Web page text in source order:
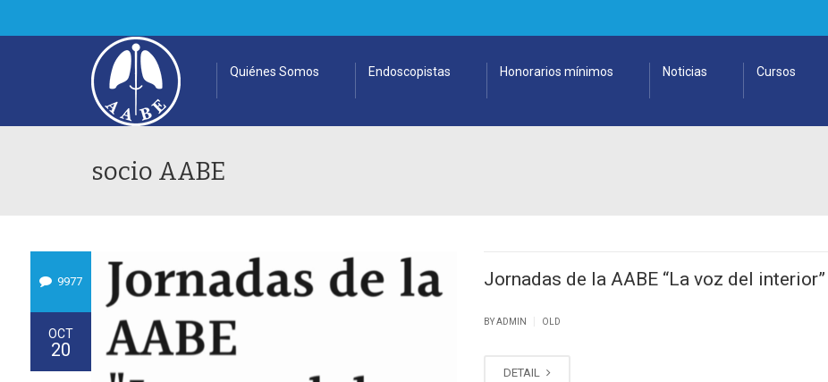
Quiénes Somos Endoscopistas Honorarios mínimos Noticias Cursos
socio AABE
9977
OCT
20
Jornadas de la AABE “La voz del interior”
BY ADMIN OLD
DETAIL